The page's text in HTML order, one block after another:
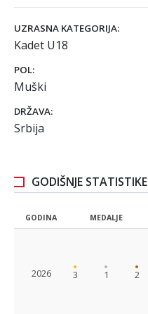
UZRASNA KATEGORIJA:
Kadet U18
POL:
Muški
DRŽAVA:
Srbija
GODIŠNJE STATISTIKE
GODINA MEDALJE
2026 3 1 2